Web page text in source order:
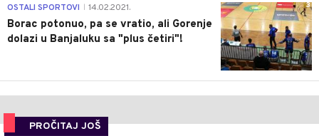
3
OSTALI SPORTOVI 14.02.2021.
Borac potonuo, pa se vratio, ali Gorenje
dolazi u Banjaluku sa "plus četiri"!
PROČITAJ JOŠ